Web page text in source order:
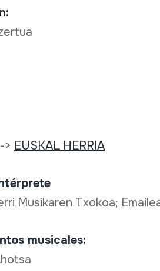
EUSKAL HERRIA
Musikaren Txokoa;
musicales: